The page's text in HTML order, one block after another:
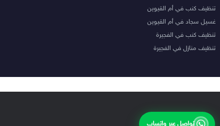
تنظيف كنب في أم القيوين
غسيل سجاد في أم القيوين
تنظيف كنب في الفجيرة
تنظيف منازل في الفجيرة
تواصل عبر واتساب